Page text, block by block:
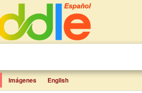
Imágenes English